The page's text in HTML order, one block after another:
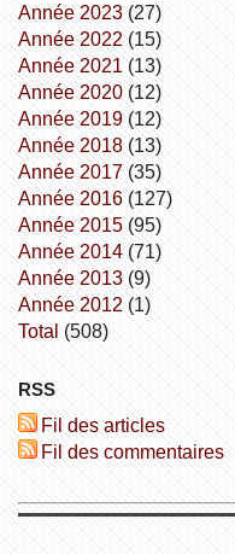
année 2023(27)
année 2022 (15)
année 2021(13)
année 2020(12)
année 2019(12)
année 2018(13)
année 2017(35)
année 2016(127)
année 2015(95)
année 2014(71)
année 2013(9)
année 2012(1)
total (508)
RSS
Fil des articles
Fil des commentaires